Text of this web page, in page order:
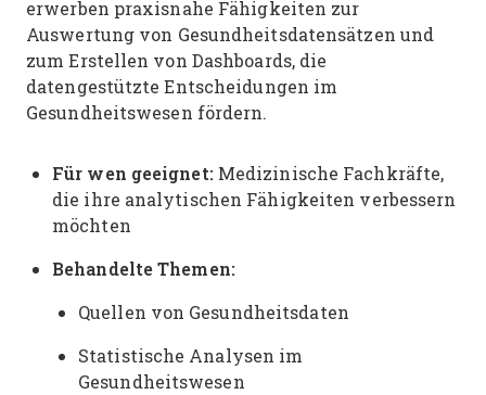
erwerben praxisnahe Fähigkeiten zur
Auswertung von Gesundheitsdatensätzen und
zum Erstellen von Dashboards, die
datengestützte Entscheidungen im
Gesundheitswesen fördern.
Für wen geeignet:Medizinische Fachkräfte,
die ihre analytischen Fähigkeiten verbessern
möchten
Behandelte Themen:
Quellen von Gesundheitsdaten
Statistische Analysen im
Gesundheitswesen